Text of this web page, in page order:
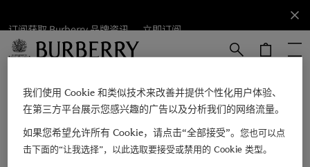
订阅获取 Burberry 品牌资讯。 立即订阅
订阅获取
Burberry
品牌资
立即订阅
电子邮箱
我们使用 Cookie 和类似技术来改善并提供个性化用户体验、
在第三方平台展示您感兴趣的广告以及分析我们的网络流量。
如果您希望允许所有 Cookie，请点击“全部接受”。您也可以点
击下面的“让我选择”，以此选取要接受或禁用的 Cookie 类型。